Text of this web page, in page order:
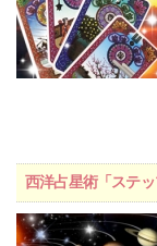
西洋占星術「ステ